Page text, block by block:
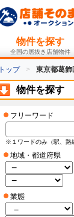
物件を探す
全国の居抜き店舗物件
トップ 東京都葛
物件を探す
フリーワード
※１ワードのみ（駅、路
地域・都道府県
業態